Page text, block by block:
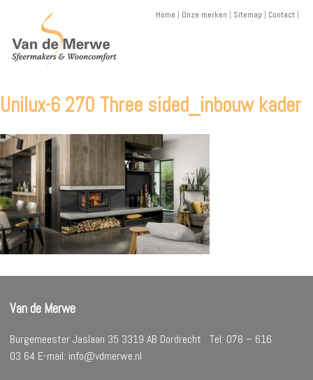
content
Home | Onze merken | Sitemap | Contact |
Unilux-6 270 Three sided_inbouw kader
Van de Merwe
Burgemeester Jaslaan 35 3319 AB Dordrecht Tel: 078 – 616
03 64 E-mail: info@vdmerwe.nl